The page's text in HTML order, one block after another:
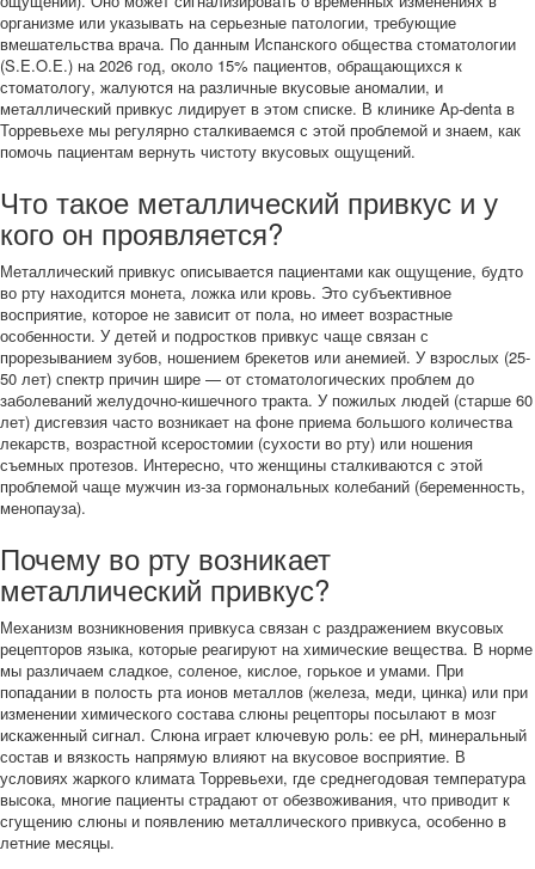
организме или указывать на серьезные патологии, требующие
вмешательства врача. По данным Испанского общества стоматологии
(S.E.O.E.) на 2026 год, около 15% пациентов, обращающихся к
стоматологу, жалуются на различные вкусовые аномалии, и
металлический привкус лидирует в этом списке. В клинике Ap-denta в
Торревьехе мы регулярно сталкиваемся с этой проблемой и знаем, как
помочь пациентам вернуть чистоту вкусовых ощущений.
Что такое металлический привкус и у
кого он проявляется?
Металлический привкус описывается пациентами как ощущение, будто
во рту находится монета, ложка или кровь. Это субъективное
восприятие, которое не зависит от пола, но имеет возрастные
особенности. У детей и подростков привкус чаще связан с
прорезыванием зубов, ношением брекетов или анемией. У взрослых (25-
50 лет) спектр причин шире — от стоматологических проблем до
заболеваний желудочно-кишечного тракта. У пожилых людей (старше 60
лет) дисгевзия часто возникает на фоне приема большого количества
лекарств, возрастной ксеростомии (сухости во рту) или ношения
съемных протезов. Интересно, что женщины сталкиваются с этой
проблемой чаще мужчин из-за гормональных колебаний (беременность,
менопауза).
Почему во рту возникает
металлический привкус?
Механизм возникновения привкуса связан с раздражением вкусовых
рецепторов языка, которые реагируют на химические вещества. В норме
мы различаем сладкое, соленое, кислое, горькое и умами. При
попадании в полость рта ионов металлов (железа, меди, цинка) или при
изменении химического состава слюны рецепторы посылают в мозг
искаженный сигнал. Слюна играет ключевую роль: ее pH, минеральный
состав и вязкость напрямую влияют на вкусовое восприятие. В
условиях жаркого климата Торревьехи, где среднегодовая температура
высока, многие пациенты страдают от обезвоживания, что приводит к
сгущению слюны и появлению металлического привкуса, особенно в
летние месяцы.